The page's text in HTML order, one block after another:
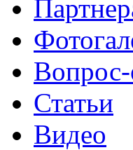
Вопрос-
Статьи
Видео